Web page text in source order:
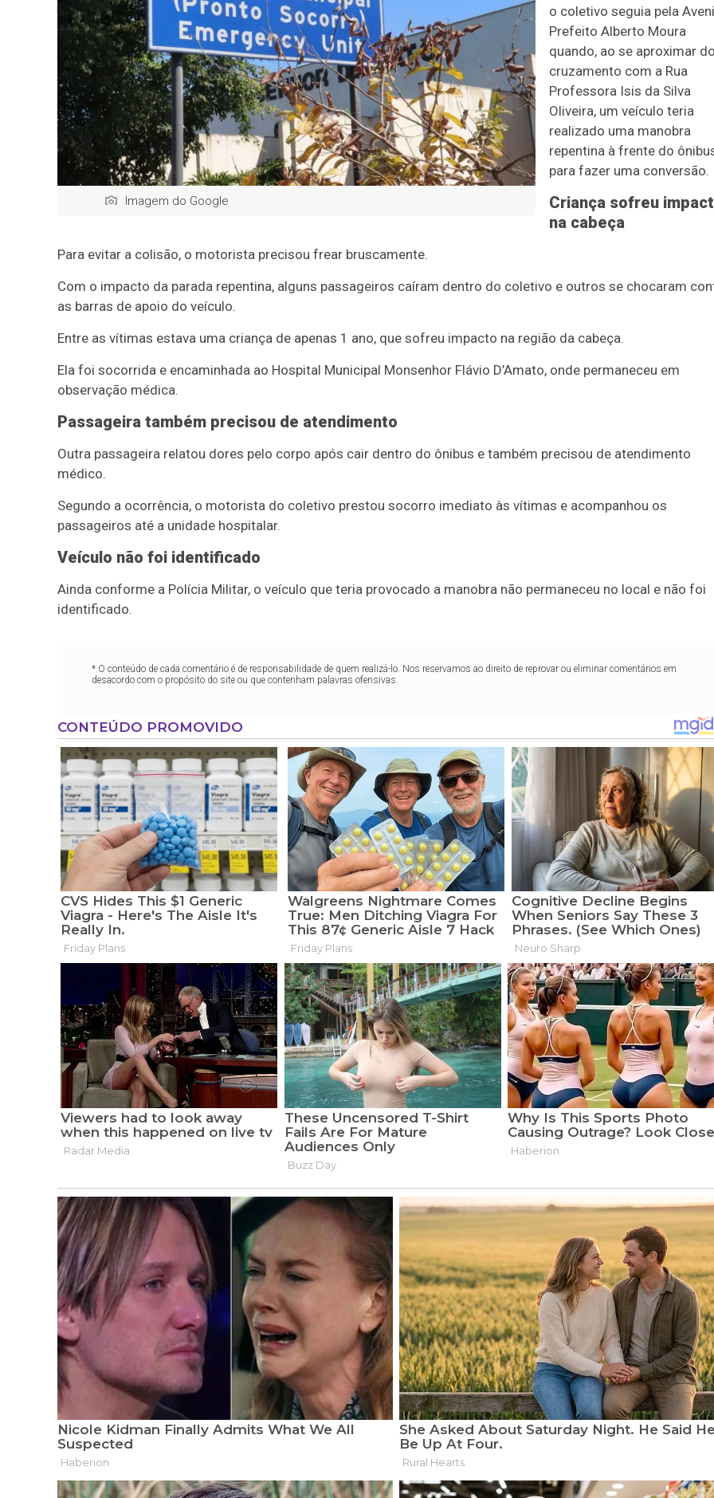
Imagem do Google
o coletivo seguia pela
Prefeito Alberto Moura
quando, ao se aproximar do
cruzamento com a Rua
Professora Isis da Silva
Oliveira, um veículo teria
realizado uma manobra
repentina à frente do
para fazer uma conversão.
Criança sofreu
na cabeça
Para evitar a colisão, o motorista precisou frear bruscamente.
Com o impacto da parada repentina, alguns passageiros caíram dentro do coletivo e outros se chocaram
as barras de apoio do veículo.
Entre as vítimas estava uma criança de apenas 1 ano, que sofreu impacto na região da cabeça.
Ela foi socorrida e encaminhada ao Hospital Municipal Monsenhor Flávio D’Amato, onde permaneceu em
observação médica.
Passageira também precisou de atendimento
Outra passageira relatou dores pelo corpo após cair dentro do ônibus e também precisou de atendimento
médico.
Segundo a ocorrência, o motorista do coletivo prestou socorro imediato às vítimas e acompanhou os
passageiros até a unidade hospitalar.
Veículo não foi identificado
Ainda conforme a Polícia Militar, o veículo que teria provocado a manobra não permaneceu no local e não foi
identificado.
* O conteúdo de cada comentário é de responsabilidade de quem realizá-lo. Nos reservamos ao direito de reprovar ou eliminar comentários em
desacordo com o propósito do site ou que contenham palavras ofensivas.